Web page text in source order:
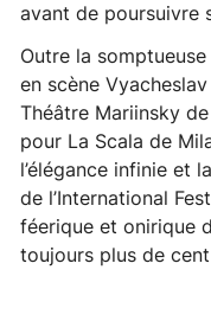
avant de poursuivre
Outre la
en scène
Théâtre Mariinsky
pour La Scala de
l’élégance infinie et
de l’International
féerique et onirique
toujours plus de